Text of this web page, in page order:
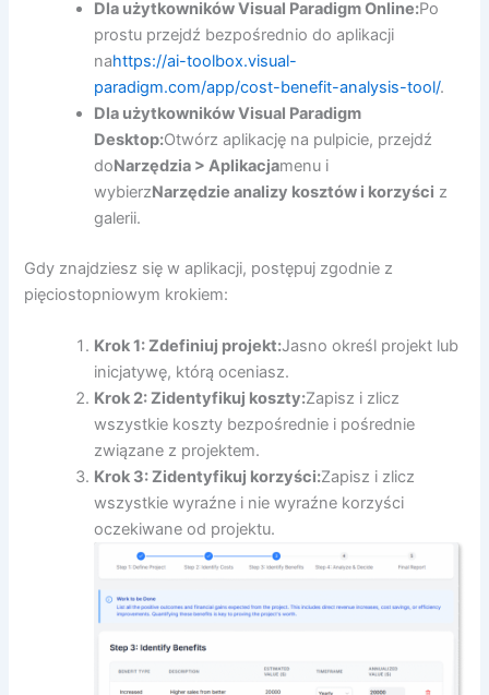
Dla użytkowników Visual Paradigm Online:Po
prostu przejdź bezpośrednio do aplikacji
nahttps://ai-toolbox.visual-
paradigm.com/app/cost-benefit-analysis-tool/.
Dla użytkowników Visual Paradigm
Desktop:Otwórz aplikację na pulpicie, przejdź
doNarzędzia > Aplikacjamenu i
wybierzNarzędzie analizy kosztów i korzyści z
galerii.
Gdy znajdziesz się w aplikacji, postępuj zgodnie z
pięciostopniowym krokiem:
Krok 1: Zdefiniuj projekt:Jasno określ projekt lub
inicjatywę, którą oceniasz.
Krok 2: Zidentyfikuj koszty:Zapisz i zlicz
wszystkie koszty bezpośrednie i pośrednie
związane z projektem.
Krok 3: Zidentyfikuj korzyści:Zapisz i zlicz
wszystkie wyraźne i nie wyraźne korzyści
oczekiwane od projektu.